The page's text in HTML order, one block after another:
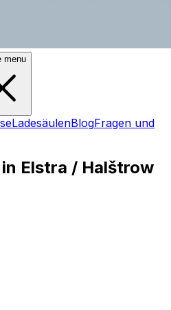
menu
LadesäulenBlogFragen und
Elstra / Halštrow